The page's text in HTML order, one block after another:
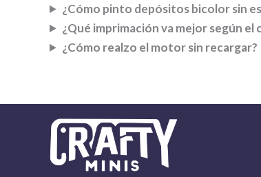
¿Cómo pinto depósitos bicolor sin
¿Qué imprimación va mejor según el
¿Cómo realzo el motor sin recargar?